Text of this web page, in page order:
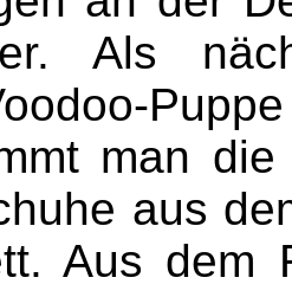
Als
man
aus
Aus dem